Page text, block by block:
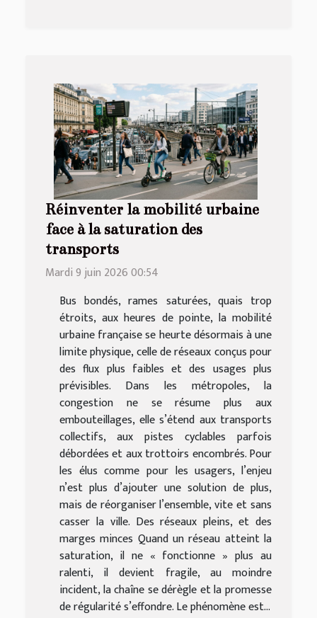
Réinventer la mobilité urbaine
face à la saturation des
transports
Mardi 9 juin 2026 00:54
Bus bondés, rames saturées, quais trop
étroits, aux heures de pointe, la mobilité
urbaine française se heurte désormais à une
limite physique, celle de réseaux conçus pour
des flux plus faibles et des usages plus
prévisibles. Dans les métropoles, la
congestion ne se résume plus aux
embouteillages, elle s’étend aux transports
collectifs, aux pistes cyclables parfois
débordées et aux trottoirs encombrés. Pour
les élus comme pour les usagers, l’enjeu
n’est plus d’ajouter une solution de plus,
mais de réorganiser l’ensemble, vite et sans
casser la ville. Des réseaux pleins, et des
marges minces Quand un réseau atteint la
saturation, il ne « fonctionne » plus au
ralenti, il devient fragile, au moindre
incident, la chaîne se dérègle et la promesse
de régularité s’effondre. Le phénomène est...